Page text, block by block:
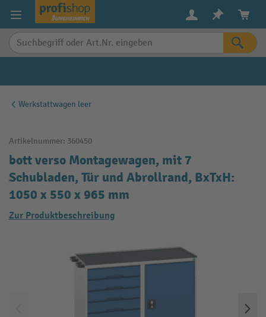
springen
Werkstattwagen leer
Artikelnummer: 360450
bott verso Montagewagen, mit 7
Schubladen, Tür und Abrollrand, BxTxH:
1050 x 550 x 965 mm
Zur Produktbeschreibung